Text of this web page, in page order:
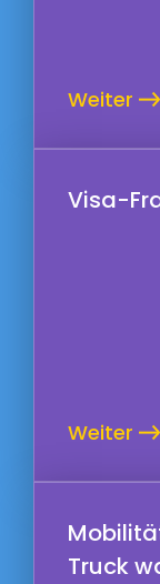
Weiter
Visa-
Weiter
Truck